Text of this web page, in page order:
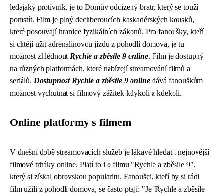
ledajaký protivník, je to Domův odcizený bratr, který se touží
pomstít. Film je plný dechberoucích kaskadérských kousků,
které posouvají hranice fyzikálních zákonů. Pro fanoušky, kteří
si chtějí užít adrenalinovou jízdu z pohodlí domova, je tu
možnost zhlédnout Rychle a zběsile 9 online. Film je dostupný
na různých platformách, které nabízejí streamování filmů a
seriálů. Dostupnost Rychle a zběsile 9 online dává fanouškům
možnost vychutnat si filmový zážitek kdykoli a kdekoli.
Online platformy s filmem
V dnešní době streamovacích služeb je lákavé hledat i nejnovější
filmové trháky online. Platí to i o filmu "Rychle a zběsile 9",
který si získal obrovskou popularitu. Fanoušci, kteří by si rádi
film užili z pohodlí domova, se často ptají: "Je 'Rychle a zběsile